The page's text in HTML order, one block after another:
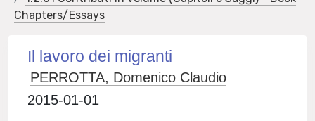
Chapters/Essays
Il lavoro dei migranti
PERROTTA, Domenico Claudio
2015-01-01